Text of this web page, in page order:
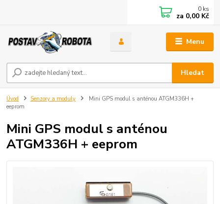
Menu
Hledat
0 ks
za 0,00 Kč
Úvod Senzory a moduly
Mini GPS modul s anténou ATGM336H +
eeprom
Mini GPS modul s anténou
ATGM336H + eeprom